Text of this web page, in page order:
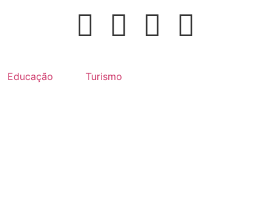
Educação Turismo